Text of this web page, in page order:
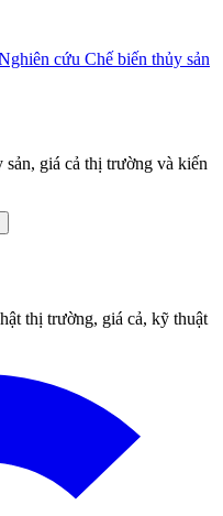
cứu Chế biến thủy sản
giá cả thị trường và kiến
thị trường, giá cả, kỹ thuật